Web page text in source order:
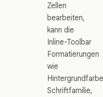
Zellen
bearbeiten,
kann die
Inline-Toolbar
Formatierungen
wie
Schriftfamilie,